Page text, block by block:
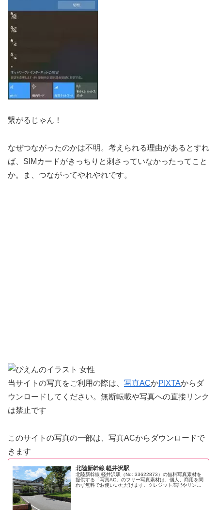
繋がるじゃん！
なぜつながったのかは不明。考えられる理由があるとすれ
ば、SIMカードがきっちりと刺さっていなかったってこと
か。ま、つながってやれやれです。
当サイトの写真をご利用の際は、 写真ACかPIXTAからダ
ウンロードしてください。無断転載や写真への直接リンク
は禁止です
このサイトの写真の一部は、写真ACからダウンロードで
きます
北陸新幹線 軽井沢駅
北陸新幹線 軽井沢駅（No: 33622873）の無料写真素材を
提供する「写真AC」のフリー写真素材は、個人、商用を問
わず無料でお使いいただけます。クレジット表記やリンク